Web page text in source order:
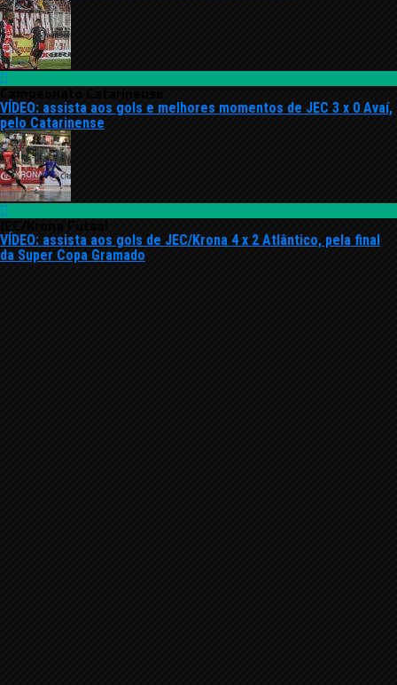
Campeonato Catarinense
VÍDEO: assista aos gols e melhores momentos de JEC 3 x 0 Avaí,
pelo Catarinense
JEC/Krona Futsal
VÍDEO: assista aos gols de JEC/Krona 4 x 2 Atlântico, pela final
da Super Copa Gramado